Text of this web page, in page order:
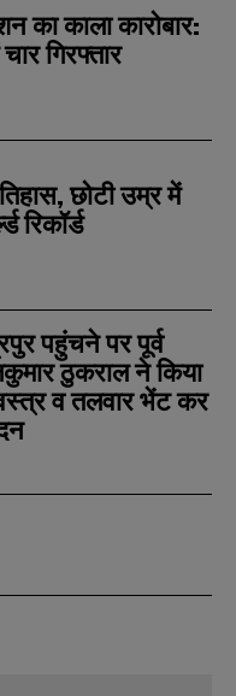
का काला कारोबार:
गिरफ्तार
छोटी उम्र में
रिकॉर्ड
पहुंचने पर पूर्व
ठुकराल ने किया
व तलवार भेंट कर